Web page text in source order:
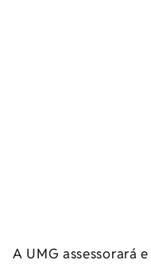
A UMG assessorará